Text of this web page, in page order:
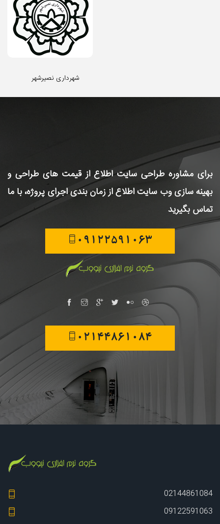
شهرداری نصیرشهر
برای مشاوره طراحی سایتاطلاع از قیمت های طراحی و
بهینه سازی وب سایتاطلاع از زمان بندی اجرای پروژه، با ما
تماس بگیرید
09122591063
02144861084
02144861084
09122591063